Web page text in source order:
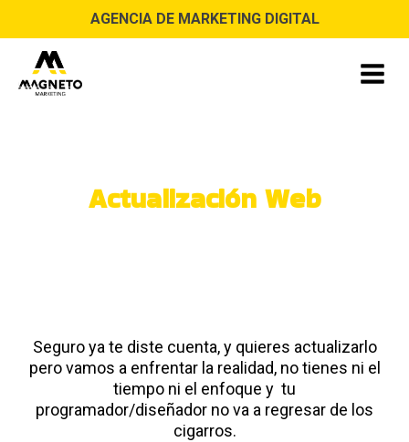
AGENCIA DE MARKETING DIGITAL
Actualización Web
Seguro ya te diste cuenta, y quieres actualizarlo
pero vamos a enfrentar la realidad, no tienes ni el
tiempo ni el enfoque y tu
programador/diseñador no va a regresar de los
cigarros.